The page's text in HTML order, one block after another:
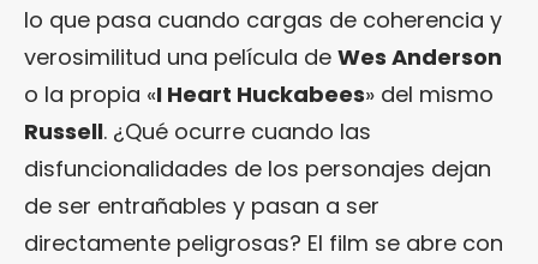
lo que pasa cuando cargas de coherencia y
verosimilitud una película de Wes Anderson
o la propia «I Heart Huckabees» del mismo
Russell. ¿Qué ocurre cuando las
disfuncionalidades de los personajes dejan
de ser entrañables y pasan a ser
directamente peligrosas? El film se abre con